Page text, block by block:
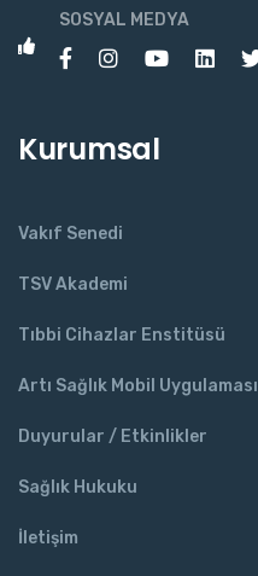
SOSYAL MEDYA
Kurumsal
Vakıf Senedi
TSV Akademi
Tıbbi Cihazlar Enstitüsü
Artı Sağlık Mobil Uygulaması
Duyurular / Etkinlikler
Sağlık Hukuku
İletişim